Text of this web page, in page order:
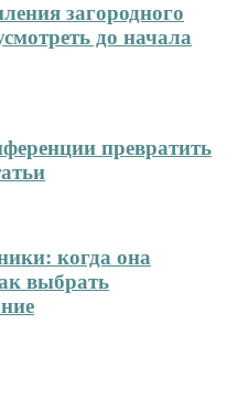
загородного
до начала
превратить
когда она
выбрать